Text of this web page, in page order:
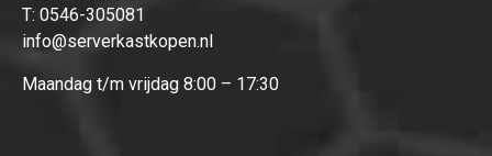
T: 0546-305081
info@serverkastkopen.nl
Maandag t/m vrijdag 8:00 – 17:30